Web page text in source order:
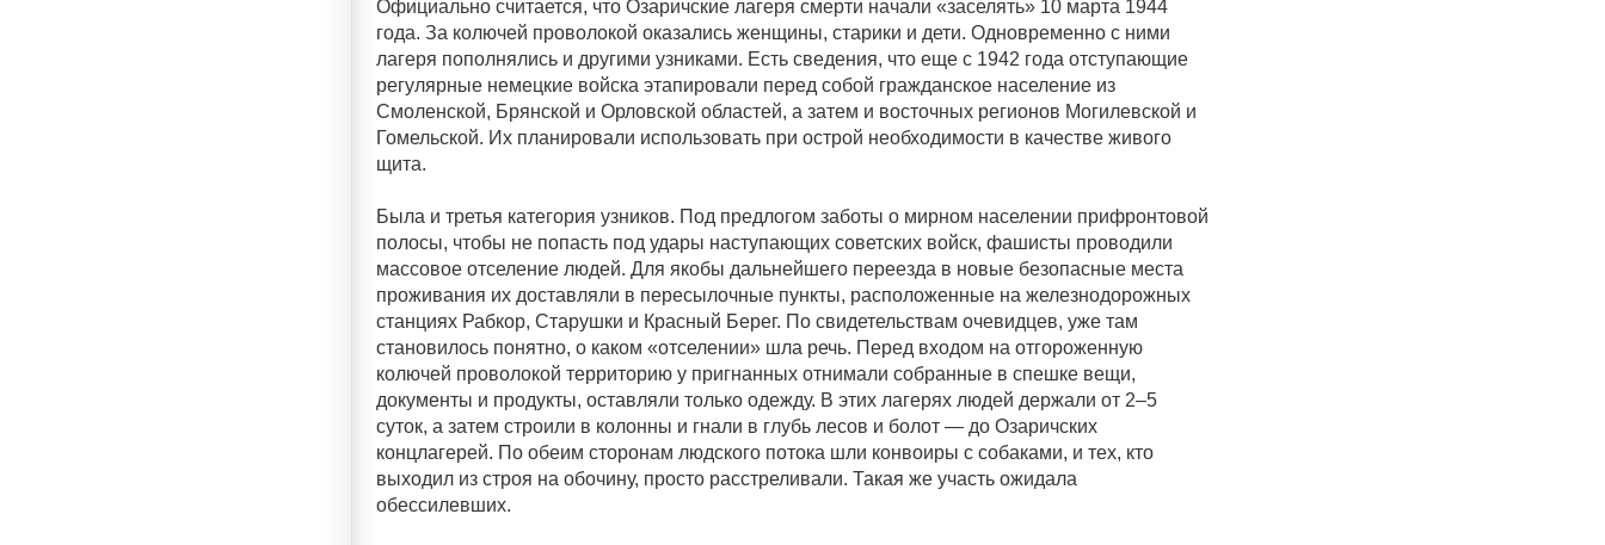
Официально считается, что Озаричские лагеря смерти начали «заселять» 10 марта 1944
года. За колючей проволокой оказались женщины, старики и дети. Одновременно с ними
лагеря пополнялись и другими узниками. Есть сведения, что еще с 1942 года отступающие
регулярные немецкие войска этапировали перед собой гражданское население из
Смоленской, Брянской и Орловской областей, а затем и восточных регионов Могилевской и
Гомельской. Их планировали использовать при острой необходимости в качестве живого
щита.
Была и третья категория узников. Под предлогом заботы о мирном населении прифронтовой
полосы, чтобы не попасть под удары наступающих советских войск, фашисты проводили
массовое отселение людей. Для якобы дальнейшего переезда в новые безопасные места
проживания их доставляли в пересылочные пункты, расположенные на железнодорожных
станциях Рабкор, Старушки и Красный Берег. По свидетельствам очевидцев, уже там
становилось понятно, о каком «отселении» шла речь. Перед входом на отгороженную
колючей проволокой территорию у пригнанных отнимали собранные в спешке вещи,
документы и продукты, оставляли только одежду. В этих лагерях людей держали от 2–5
суток, а затем строили в колонны и гнали в глубь лесов и болот — до Озаричских
концлагерей. По обеим сторонам людского потока шли конвоиры с собаками, и тех, кто
выходил из строя на обочину, просто расстреливали. Такая же участь ожидала
обессилевших.